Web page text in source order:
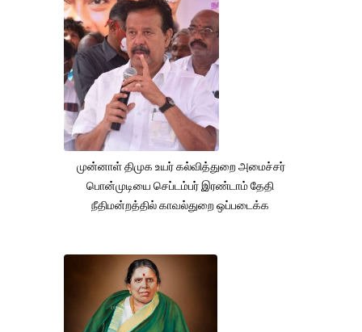
முன்னாள் திமுக உயர் கல்வித்துறை அமைச்சர்
பொன்முடியை செப்டம்பர் இரண்டாம் தேதி
நீதிமன்றத்தில் காவல்துறை ஒப்படைக்க